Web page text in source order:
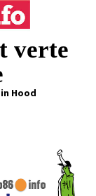
verte
Hood